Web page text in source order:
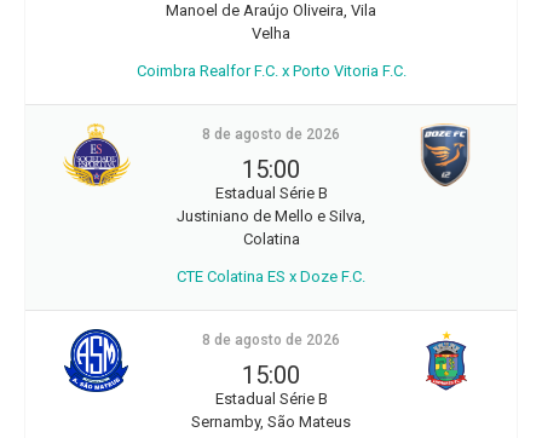
Manoel de Araújo Oliveira, Vila
Velha
Coimbra Realfor F.C. x Porto Vitoria F.C.
8 de agosto de 2026
15:00
Estadual Série B
Justiniano de Mello e Silva,
Colatina
CTE Colatina ES x Doze F.C.
8 de agosto de 2026
15:00
Estadual Série B
Sernamby, São Mateus